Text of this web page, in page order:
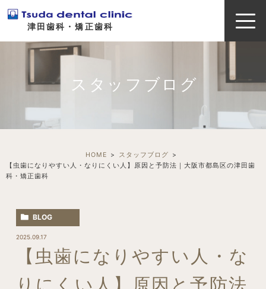
津田歯科・矯正歯科
スタッフブログ
HOME
スタッフブログ
【虫歯になりやすい人・なりにくい人】原因と予防法｜大阪市都島区の津田歯
科・矯正歯科
BLOG
2025.09.17
【虫歯になりやすい人・な
りにくい人】原因と予防法